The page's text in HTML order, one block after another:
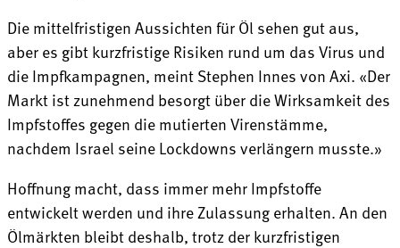
Die mittelfristigen Aussichten für Öl sehen gut aus,
aber es gibt kurzfristige Risiken rund um das Virus und
die Impfkampagnen, meint Stephen Innes von Axi. «Der
Markt ist zunehmend besorgt über die Wirksamkeit des
Impfstoffes gegen die mutierten Virenstämme,
nachdem Israel seine Lockdowns verlängern musste.»
Hoffnung macht, dass immer mehr Impfstoffe
entwickelt werden und ihre Zulassung erhalten. An den
Ölmärkten bleibt deshalb, trotz der kurzfristigen